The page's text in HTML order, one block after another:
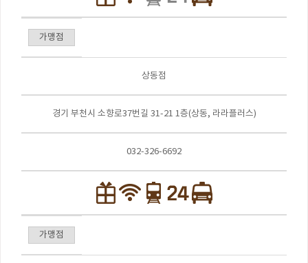
가맹점
상동점
경기 부천시 소향로37번길 31-21 1층(상동, 라라플러스)
032-326-6692
가맹점